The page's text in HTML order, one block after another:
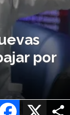
por
X
Facebook